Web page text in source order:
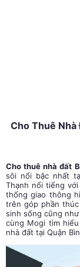
Cho Thuê Nhà
Cho thuê nhà đất
sôi nổi bậc nhất
Thạnh nổi tiếng
thống giao thông
trên góp phần
sinh sống cũng
cùng Mogi tìm
nhà đất tại Quận